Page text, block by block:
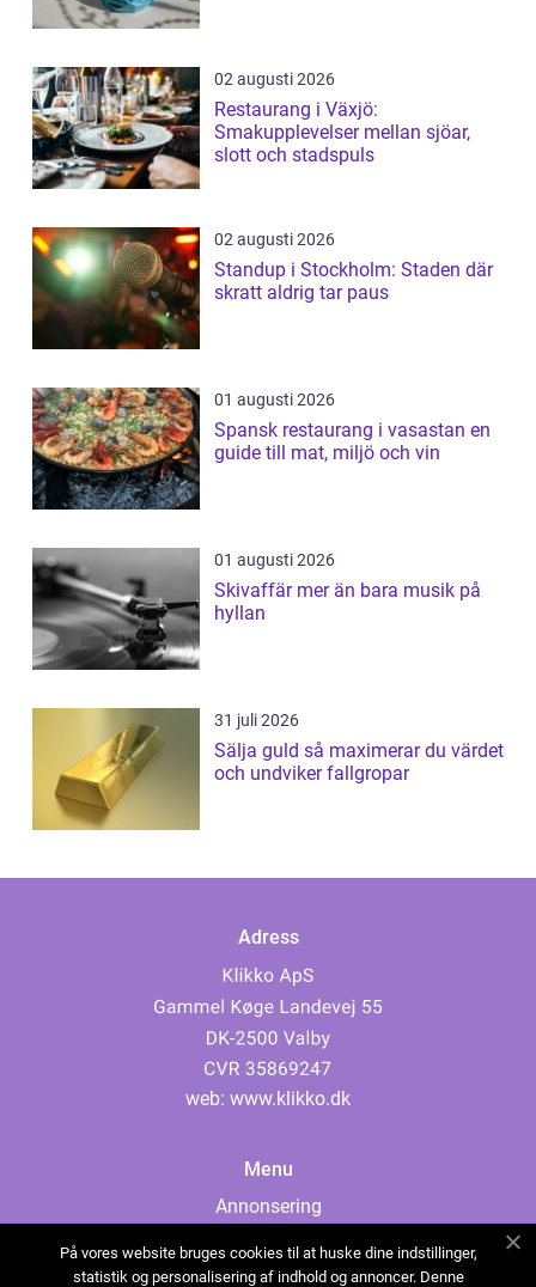
02 augusti 2026
Restaurang i Växjö:
Smakupplevelser mellan sjöar,
slott och stadspuls
02 augusti 2026
Standup i Stockholm: Staden där
skratt aldrig tar paus
01 augusti 2026
Spansk restaurang i vasastan en
guide till mat, miljö och vin
01 augusti 2026
Skivaffär mer än bara musik på
hyllan
31 juli 2026
Sälja guld så maximerar du värdet
och undviker fallgropar
Adress
web: www.klikko.dk
Menu
Annonsering
Cookies
På vores website bruges cookies til at huske dine indstillinger,
statistik og personalisering af indhold og annoncer. Denne